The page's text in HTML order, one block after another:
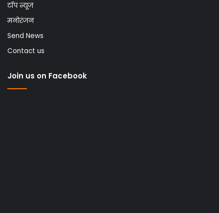
टॉप न्यूज
मनोरंजन
Send News
Contact us
Join us on Facebook